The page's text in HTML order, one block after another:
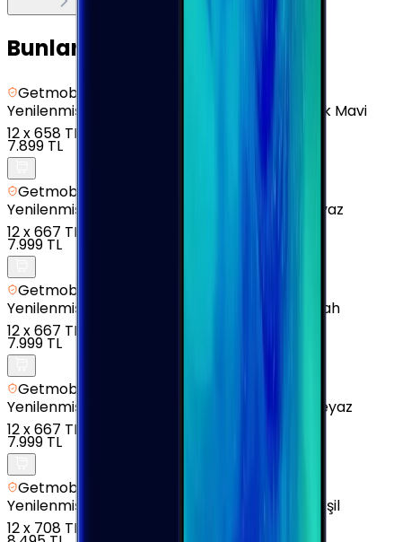
Bunları da Beğenebilirsin
Getmobil Güvencesi
Yenilenmiş
Samsung Galaxy A13 - 64 GB - Açık Mavi
12x658 TL
7.899 TL
Getmobil Güvencesi
Yenilenmiş
Samsung Galaxy A12 - 64 GB - Beyaz
12x667 TL
7.999 TL
Getmobil Güvencesi
Yenilenmiş
Samsung Galaxy A14 - 64 GB - Siyah
12x667 TL
7.999 TL
Getmobil Güvencesi
Yenilenmiş
Samsung Galaxy A04 - 128 GB - Beyaz
12x667 TL
7.999 TL
Getmobil Güvencesi
Yenilenmiş
Samsung Galaxy A05 - 128 GB - Yeşil
12x 708 TL